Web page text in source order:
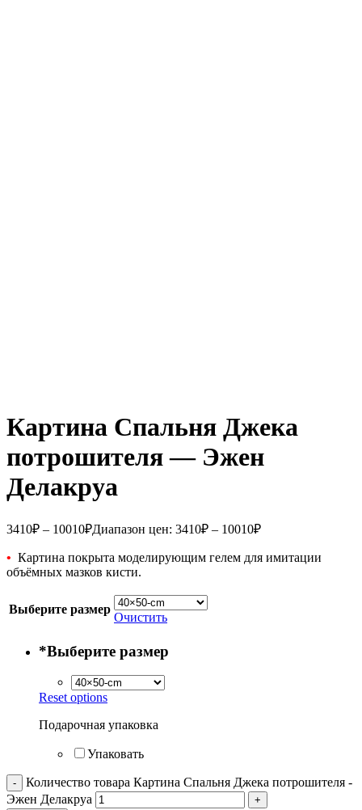
Картина Спальня Джека
потрошителя — Эжен
Делакруа
3410₽ – 10010₽Диапазон цен: 3410₽ – 10010₽
• Картина покрыта моделирующим гелем для имитации
объёмных мазков кисти.
Выберите размер
Очистить
*Выберите размер
Reset options
Подарочная упаковка
Упаковать
Количество товара Картина Спальня Джека потрошителя -
Эжен Делакруа